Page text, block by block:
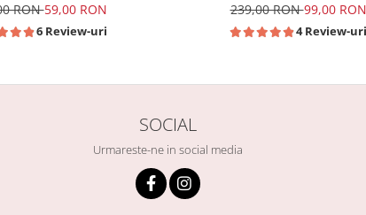
RON59,00 RON
6 Review-uri
239,00 RON99,00 RON
4 Review-uri
SOCIAL
Urmareste-ne in social media